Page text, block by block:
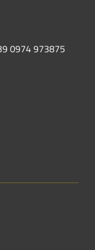
0974 973875